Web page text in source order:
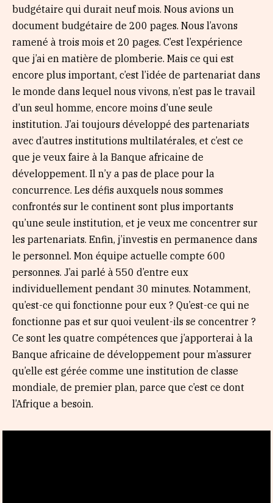
budgétaire qui durait neuf mois. Nous avions un
document budgétaire de 200 pages. Nous l’avons
ramené à trois mois et 20 pages. C’est l’expérience
que j’ai en matière de plomberie. Mais ce qui est
encore plus important, c’est l’idée de partenariat dans
le monde dans lequel nous vivons, n’est pas le travail
d’un seul homme, encore moins d’une seule
institution. J’ai toujours développé des partenariats
avec d’autres institutions multilatérales, et c’est ce
que je veux faire à la Banque africaine de
développement. Il n’y a pas de place pour la
concurrence. Les défis auxquels nous sommes
confrontés sur le continent sont plus importants
qu’une seule institution, et je veux me concentrer sur
les partenariats. Enfin, j’investis en permanence dans
le personnel. Mon équipe actuelle compte 600
personnes. J’ai parlé à 550 d’entre eux
individuellement pendant 30 minutes. Notamment,
qu’est-ce qui fonctionne pour eux ? Qu’est-ce qui ne
fonctionne pas et sur quoi veulent-ils se concentrer ?
Ce sont les quatre compétences que j’apporterai à la
Banque africaine de développement pour m’assurer
qu’elle est gérée comme une institution de classe
mondiale, de premier plan, parce que c’est ce dont
l’Afrique a besoin.